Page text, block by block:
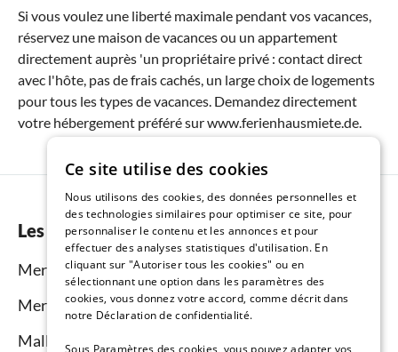
Si vous voulez une liberté maximale pendant vos vacances,
réservez une maison de vacances ou un appartement
directement auprès 'un propriétaire privé : contact direct
avec l'hôte, pas de frais cachés, un large choix de logements
pour tous les types de vacances. Demandez directement
votre hébergement préféré sur www.ferienhausmiete.de.
Les plus belles régions
Mer du Nord
Mer Baltique côte mecklembourgeoise
Mallorca
Ce site utilise des cookies
Nous utilisons des cookies, des données personnelles et
des technologies similaires pour optimiser ce site, pour
personnaliser le contenu et les annonces et pour
effectuer des analyses statistiques d'utilisation. En
cliquant sur "Autoriser tous les cookies" ou en
sélectionnant une option dans les paramètres des
cookies, vous donnez votre accord, comme décrit dans
notre Déclaration de confidentialité.
Sous Paramètres des cookies, vous pouvez adapter vos